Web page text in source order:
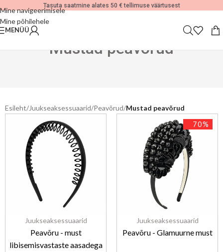
Mine navigeerimisele
Mine põhilehele
Tasuta saatmine alates 50 € tellimuse väärtusest
MENÜÜ
Mustad peavõrud
Esileht/Juukseaksessuaarid/Peavõrud/Mustad peavõrud
Juukseaksessuaarid
Peavõru - must
libisemisvastaste aasadega
70%
Juukseaksessuaarid
Peavõru - Glamuurne must